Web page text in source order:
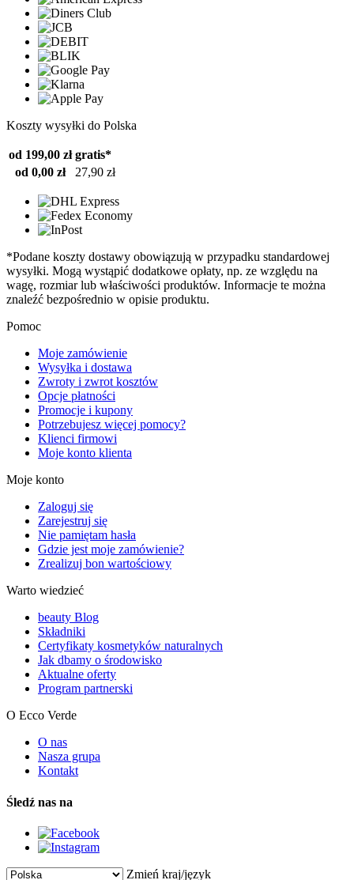
Koszty wysyłki do Polska
od 199,00 zł gratis*
od 0,00 zł
27,90 zł
*Podane koszty dostawy obowiązują w przypadku standardowej
wysyłki. Mogą wystąpić dodatkowe opłaty, np. ze względu na
wagę, rozmiar lub właściwości produktów. Informacje te można
znaleźć bezpośrednio w opisie produktu.
Pomoc
Moje zamówienie
Wysyłka i dostawa
Zwroty i zwrot kosztów
Opcje płatności
Promocje i kupony
Potrzebujesz więcej pomocy?
Klienci firmowi
Moje konto klienta
Moje konto
Zaloguj się
Zarejestruj się
Nie pamiętam hasła
Gdzie jest moje zamówienie?
Zrealizuj bon wartościowy
Warto wiedzieć
beauty Blog
Składniki
Certyfikaty kosmetyków naturalnych
Jak dbamy o środowisko
Aktualne oferty
Program partnerski
O Ecco Verde
O nas
Nasza grupa
Kontakt
Śledź nas na
Zmień kraj/język